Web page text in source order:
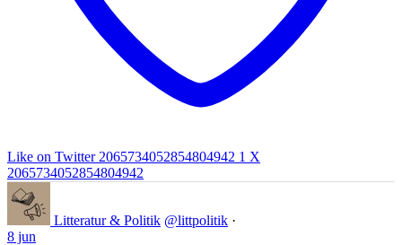
Like on Twitter 2065734052854804942 1 X
2065734052854804942
Litteratur & Politik @littpolitik ·
8 jun